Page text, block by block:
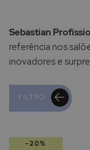
Sebastian
referência nos
inovadores e
FILTRO
-20%